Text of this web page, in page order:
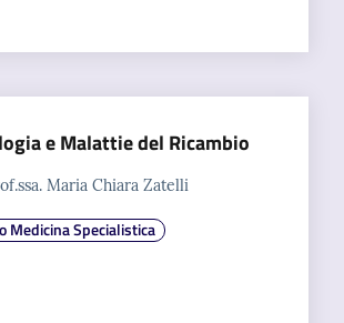
e Malattie del Ricambio
Maria Chiara Zatelli
Medicina Specialistica